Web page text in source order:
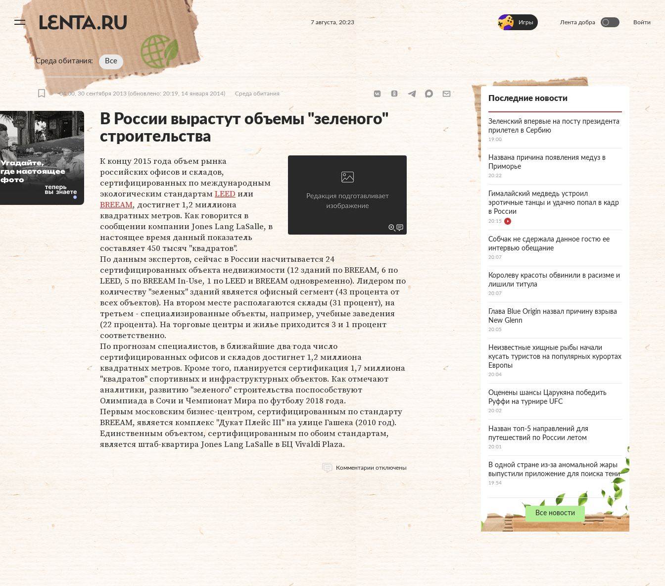
7 августа, 20:23 Игры Лента добра Войти
Среда обитания Все
04:00, 30 сентября 2013 (обновлено: 20:19, 14 января 2014) Среда обитания
В России вырастут объемы "зеленого"
строительства
К концу 2015 года объем рынка
российских офисов и складов,
сертифицированных по международным
экологическим стандартамLEED или
BREEAM, достигнет 1,2 миллиона
квадратных метров. Как говорится в
сообщении компании Jones Lang LaSalle, в
настоящее время данный показатель
составляет 450 тысяч "квадратов".
По данным экспертов, сейчас в России насчитывается 24
сертифицированных объекта недвижимости (12 зданий по BREEAM, 6 по
LEED, 5 по BREEAM In-Use, 1 по LEED и BREEAM одновременно). Лидером по
количеству "зеленых" зданий является офисный сегмент (43 процента от
всех объектов). На втором месте располагаются склады (31 процент), на
третьем - специализированные объекты, например, учебные заведения
(22 процента). На торговые центры и жилье приходится 3 и 1 процент
соответственно.
По прогнозам специалистов, в ближайшие два года число
сертифицированных офисов и складов достигнет 1,2 миллиона
квадратных метров. Кроме того, планируется сертификация 1,7 миллиона
"квадратов" спортивных и инфраструктурных объектов. Как отмечают
аналитики, развитию "зеленого" строительства поспособствуют
Олимпиада в Сочи и Чемпионат Мира по футболу 2018 года.
Первым московским бизнес-центром, сертифицированным по стандарту
BREEAM, является комплекс "Дукат Плейс III" на улице Гашека (2010 год).
Единственным объектом, сертифицированным по обоим стандартам,
является штаб-квартира Jones Lang LaSalle в БЦ Vivaldi Plaza.
Комментарии отключены
Угадайте,
где настоящее
фото
Последние новости
Зеленский впервые на посту президента
прилетел в Сербию
19:00
Названа причина появления медуз в
Приморье
20:22
Гималайский медведь устроил
эротичные танцы и удачно попал в кадр
в России
20:15
Собчак не сдержала данное гостю ее
интервью обещание
20:07
Королеву красоты обвинили в расизме и
лишили титула
20:07
Глава Blue Origin назвал причину взрыва
New Glenn
20:05
Неизвестные хищные рыбы начали
кусать туристов на популярных курортах
Европы
20:04
Оценены шансы Царукяна победить
Руффи на турнире UFC
20:02
Назван топ-5 направлений для
путешествий по России летом
20:01
В одной стране из-за аномальной жары
выпустили приложение для поиска тени
19:54
Все новости